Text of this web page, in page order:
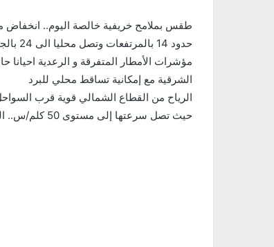
حدود 14 بالمرتفعات وتصل محليا الى 24 بالجنوب الغربي واقصى الجنوب
مؤشرات الأمطار المتفرقة و الرعدية
الشرقية مع إمكانية تساقط محلي للبرد
الرياح من القطاع الشمالي قوية قرب
حيث تصل سرعتها إلى مستوى 50 كلم/س.. البحر شديد الاض